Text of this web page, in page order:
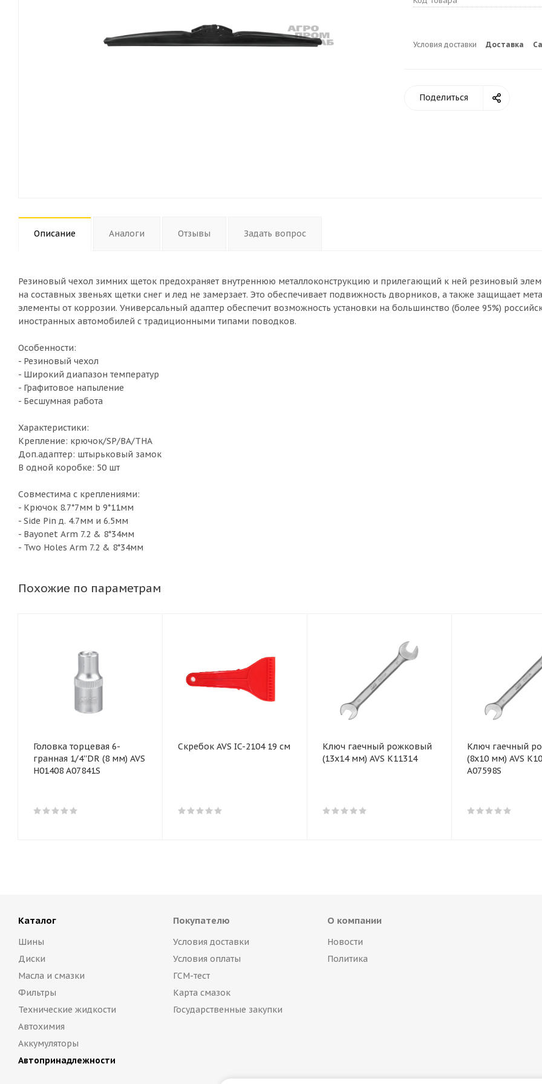
Условия доставки Доставка
Поделиться
Описание Аналоги Отзывы Задать вопрос
Резиновый чехол зимних щеток предохраняет внутреннюю металлоконструкцию и прилегающий к ней резиновый
на составных звеньях щетки снег и лед не замерзает. Это обеспечивает подвижность дворников, а также защищает
элементы от коррозии. Универсальный адаптер обеспечит возможность установки на большинство (более 95%)
иностранных автомобилей с традиционными типами поводков.
Особенности:
- Резиновый чехол
- Широкий диапазон температур
- Графитовое напыление
- Бесшумная работа
Характеристики:
Крепление: крючок/SP/BA/THA
Доп.адаптер: штырьковый замок
В одной коробке: 50 шт
Совместима с креплениями:
- Крючок 8.7*7мм b 9*11мм
- Side Pin д. 4.7мм и 6.5мм
- Bayonet Arm 7.2 & 8*34мм
- Two Holes Arm 7.2 & 8*34мм
Похожие по параметрам
Головка торцевая 6-
гранная 1/4''DR (8 мм) AVS
H01408 A07841S
Скребок AVS IC-2104 19 см
Ключ гаечный рожковый
(13х14 мм) AVS K11314
Ключ гаечный
(8х10 мм) AVS
A07598S
Каталог
Шины
Диски
Масла и смазки
Фильтры
Технические жидкости
Автохимия
Аккумуляторы
Автопринадлежности
Покупателю
Условия доставки
Условия оплаты
ГСМ-тест
Карта смазок
Государственные закупки
О компании
Новости
Политика